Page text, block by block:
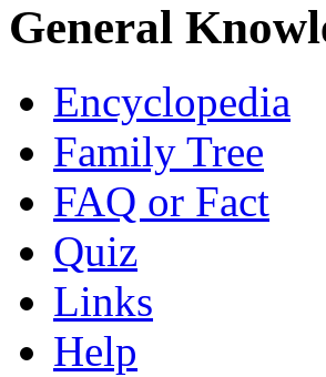
General
Encyclopedia
Family Tree
FAQ or Fact
Quiz
Links
Help